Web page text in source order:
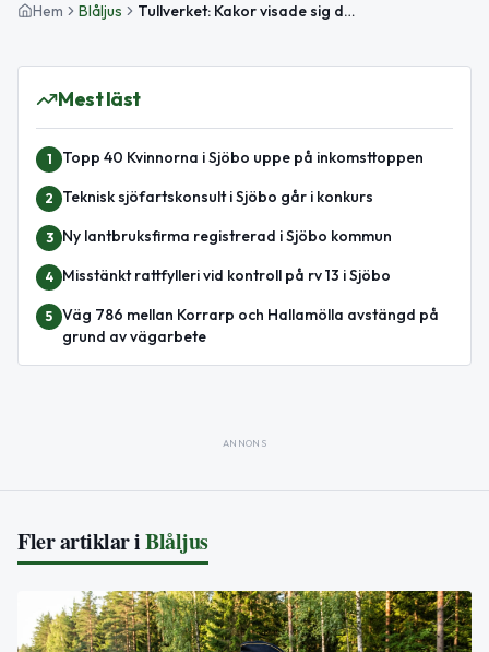
Hem Blåljus Tullverket: Kakor visade sig dölja 1,3 miljoner narkotikaklassade tabletter
Mest läst
1 Topp 40 Kvinnorna i Sjöbo uppe på inkomsttoppen
2 Teknisk sjöfartskonsult i Sjöbo går i konkurs
3 Ny lantbruksfirma registrerad i Sjöbo kommun
4 Misstänkt rattfylleri vid kontroll på rv 13 i Sjöbo
5 Väg 786 mellan Korrarp och Hallamölla avstängd på
grund av vägarbete
ANNONS
Fler artiklar iBlåljus